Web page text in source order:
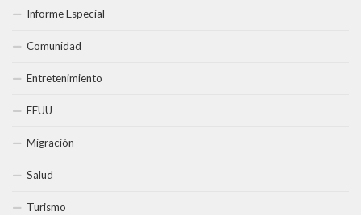
Informe Especial
Comunidad
Entretenimiento
EEUU
Migración
Salud
Turismo